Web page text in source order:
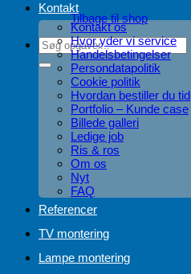
Tilbage til shop
Søg
efter:
Kontakt
Kontakt os
Hvor yder vi service
Handelsbetingelser
Persondatapolitik
Cookie politik
Hvordan bestiller du tid
Portfolio – Kunde case
Billede galleri
Ledige job
Ris & ros
Om os
Nyt
FAQ
Referencer
TV montering
Lampe montering